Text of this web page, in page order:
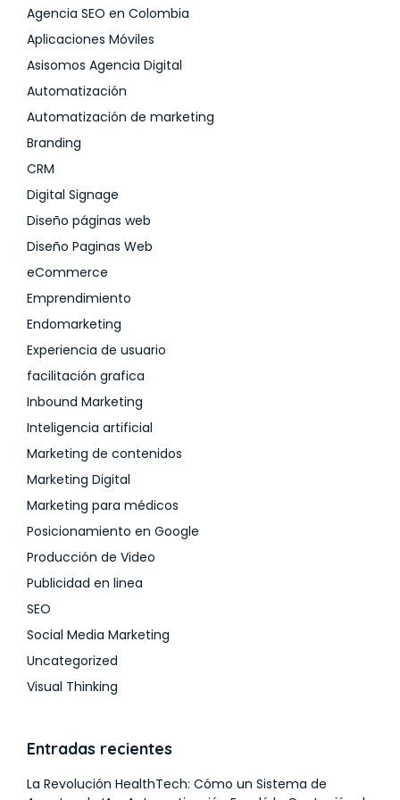
Agencia SEO en Colombia
Aplicaciones Móviles
Asisomos Agencia Digital
Automatización
Automatización de marketing
Branding
CRM
Digital Signage
Diseño páginas web
Diseño Paginas Web
eCommerce
Emprendimiento
Endomarketing
Experiencia de usuario
facilitación grafica
Inbound Marketing
Inteligencia artificial
Marketing de contenidos
Marketing Digital
Marketing para médicos
Posicionamiento en Google
Producción de Video
Publicidad en linea
SEO
Social Media Marketing
Uncategorized
Visual Thinking
Entradas recientes
La Revolución HealthTech: Cómo un Sistema de